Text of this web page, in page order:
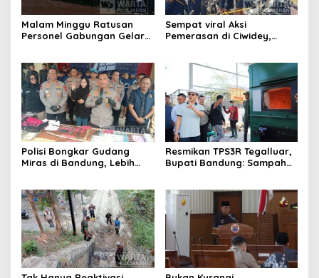
Malam Minggu Ratusan
Personel Gabungan Gelar
Sempat viral Aksi
Pemerasan di Ciwidey,
Polisi Bongkar Gudang
Miras di Bandung, Lebih
Resmikan TPS3R Tegalluar,
Bupati Bandung: Sampah